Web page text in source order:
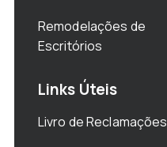
Remodelações de
Escritórios
Links Úteis
Livro de Reclamações